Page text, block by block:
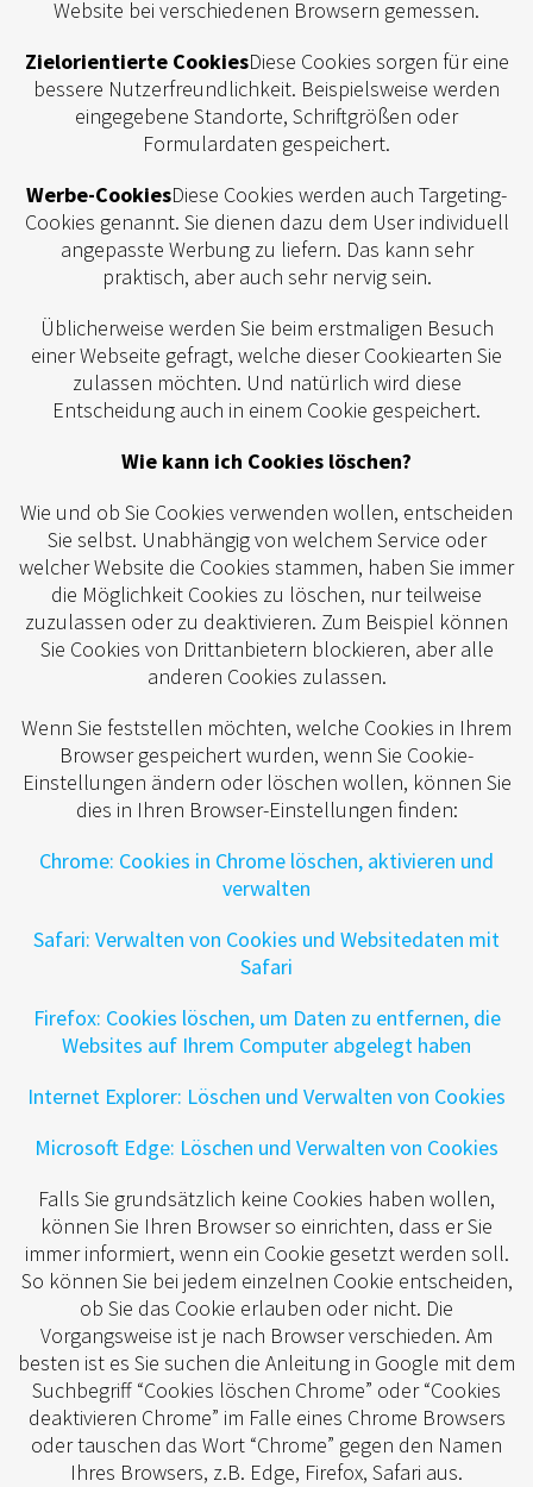
Website bei verschiedenen Browsern gemessen.
Zielorientierte CookiesDiese Cookies sorgen für eine
bessere Nutzerfreundlichkeit. Beispielsweise werden
eingegebene Standorte, Schriftgrößen oder
Formulardaten gespeichert.
Werbe-CookiesDiese Cookies werden auch Targeting-
Cookies genannt. Sie dienen dazu dem User individuell
angepasste Werbung zu liefern. Das kann sehr
praktisch, aber auch sehr nervig sein.
Üblicherweise werden Sie beim erstmaligen Besuch
einer Webseite gefragt, welche dieser Cookiearten Sie
zulassen möchten. Und natürlich wird diese
Entscheidung auch in einem Cookie gespeichert.
Wie kann ich Cookies löschen?
Wie und ob Sie Cookies verwenden wollen, entscheiden
Sie selbst. Unabhängig von welchem Service oder
welcher Website die Cookies stammen, haben Sie immer
die Möglichkeit Cookies zu löschen, nur teilweise
zuzulassen oder zu deaktivieren. Zum Beispiel können
Sie Cookies von Drittanbietern blockieren, aber alle
anderen Cookies zulassen.
Wenn Sie feststellen möchten, welche Cookies in Ihrem
Browser gespeichert wurden, wenn Sie Cookie-
Einstellungen ändern oder löschen wollen, können Sie
dies in Ihren Browser-Einstellungen finden:
Chrome: Cookies in Chrome löschen, aktivieren und
verwalten
Safari: Verwalten von Cookies und Websitedaten mit
Safari
Firefox: Cookies löschen, um Daten zu entfernen, die
Websites auf Ihrem Computer abgelegt haben
Internet Explorer: Löschen und Verwalten von Cookies
Microsoft Edge: Löschen und Verwalten von Cookies
Falls Sie grundsätzlich keine Cookies haben wollen,
können Sie Ihren Browser so einrichten, dass er Sie
immer informiert, wenn ein Cookie gesetzt werden soll.
So können Sie bei jedem einzelnen Cookie entscheiden,
ob Sie das Cookie erlauben oder nicht. Die
Vorgangsweise ist je nach Browser verschieden. Am
besten ist es Sie suchen die Anleitung in Google mit dem
Suchbegriff “Cookies löschen Chrome” oder “Cookies
deaktivieren Chrome” im Falle eines Chrome Browsers
oder tauschen das Wort “Chrome” gegen den Namen
Ihres Browsers, z.B. Edge, Firefox, Safari aus.